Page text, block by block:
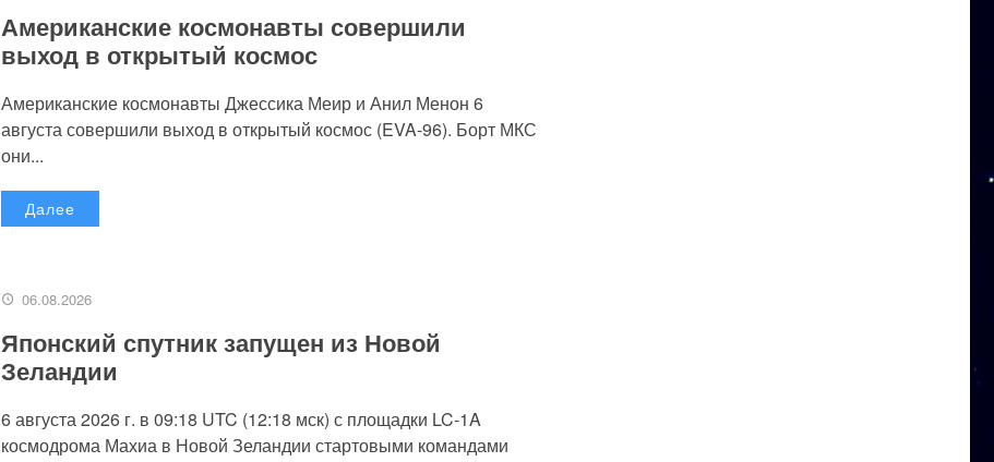
Американские космонавты совершили
выход в открытый космос
Американские космонавты Джессика Меир и Анил Менон 6
августа совершили выход в открытый космос (EVA-96). Борт МКС
они...
Далее
06.08.2026
Японский спутник запущен из Новой
Зеландии
6 августа 2026 г. в 09:18 UTC (12:18 мск) с площадки LC-1A
космодрома Махиа в Новой Зеландии стартовыми командами